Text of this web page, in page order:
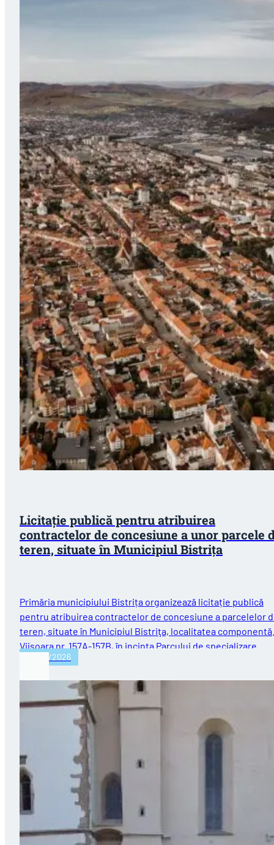
Licitație publică pentru atribuirea
contractelor de concesiune a unor parcele
teren, situate în Municipiul Bistriţa
Primăria municipiului Bistrița organizează licitație publică
pentru atribuirea contractelor de concesiune a parcelelor
teren, situate în Municipiul Bistriţa, localitatea componentă
Viişoara nr. 157A-157B, în incinta Parcului de specializare
inteligentă…
29/07/2026